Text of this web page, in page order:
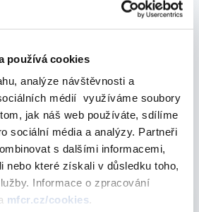
používá cookies
analýze návštěvnosti a
médií využíváme soubory
jak náš web používáte, sdílíme
sociální média a analýzy. Partneři
s dalšími informacemi,
nebo které získali v důsledku toho,
Informace o zpracování
mfcr.cz/cookies.
vztahu k rozpočtu EU: 2004 -